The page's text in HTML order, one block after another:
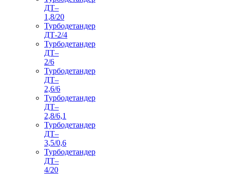
ДТ–
1,8/20
Турбодетандер
ДТ-2/4
Турбодетандер
ДТ–
2/6
Турбодетандер
ДТ–
2,6/6
Турбодетандер
ДТ–
2,8/6,1
Турбодетандер
ДТ–
3,5/0,6
Турбодетандер
ДТ–
4/20